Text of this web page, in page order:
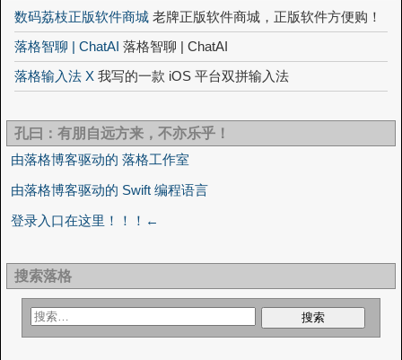
数码荔枝正版软件商城 老牌正版软件商城，正版软件方便购！
落格智聊 | ChatAI 落格智聊 | ChatAI
落格输入法 X 我写的一款 iOS 平台双拼输入法
孔曰：有朋自远方来，不亦乐乎！
由落格博客驱动的 落格工作室
由落格博客驱动的 Swift 编程语言
登录入口在这里！！！←
搜索落格